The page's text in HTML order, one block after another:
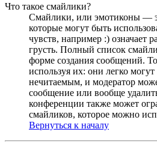
Что такое смайлики?
Смайлики, или эмотиконы —
которые могут быть
чувств, например :) означает
грусть. Полный список
форме создания сообщений.
используя их: они легко
нечитаемым, и модератор
сообщение или вообще
конференции также может
смайликов, которое можно
Вернуться к началу